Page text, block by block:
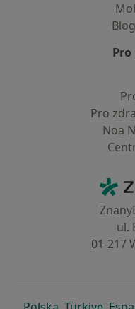
Pro
Noa
ul.
01-217